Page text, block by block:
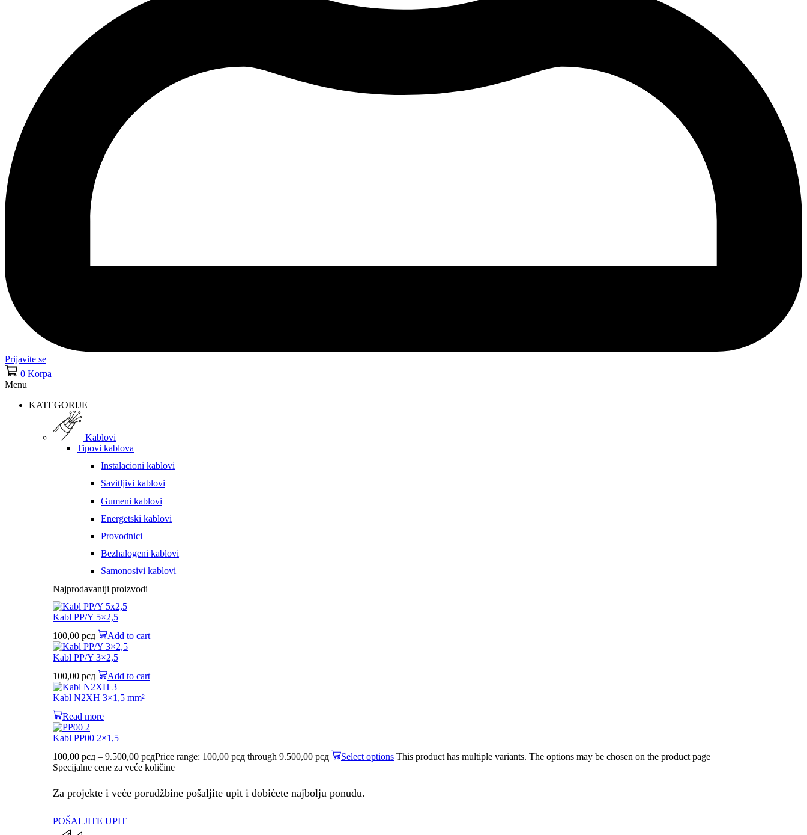
Prijavite se
0 Korpa
Menu
KATEGORIJE
Kablovi
Tipovi kablova
Instalacioni kablovi
Savitljivi kablovi
Gumeni kablovi
Energetski kablovi
Provodnici
Bezhalogeni kablovi
Samonosivi kablovi
Najprodavaniji proizvodi
Kabl PP/Y 5×2,5
100,00 рсд Add to cart
Kabl PP/Y 3×2,5
100,00 рсд Add to cart
Kabl N2XH 3×1,5 mm²
Read more
Kabl PP00 2×1,5
100,00 рсд – 9.500,00 рсдPrice range: 100,00 рсд through 9.500,00 рсд Select options This product has multiple variants. The options may be chosen on the product page
Specijalne cene za veće količine
Za projekte i veće porudžbine pošaljite upit i dobićete najbolju ponudu.
POŠALJITE UPIT